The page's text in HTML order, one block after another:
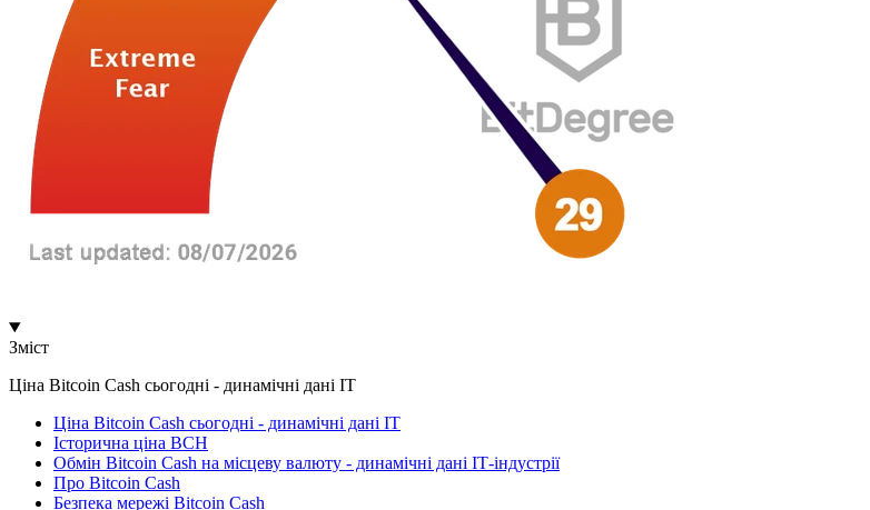
Зміст
Ціна Bitcoin Cash сьогодні - динамічні дані ІТ
Ціна Bitcoin Cash сьогодні - динамічні дані ІТ
Історична ціна BCH
Обмін Bitcoin Cash на місцеву валюту - динамічні дані ІТ-індустрії
Про Bitcoin Cash
Безпека мережі Bitcoin Cash